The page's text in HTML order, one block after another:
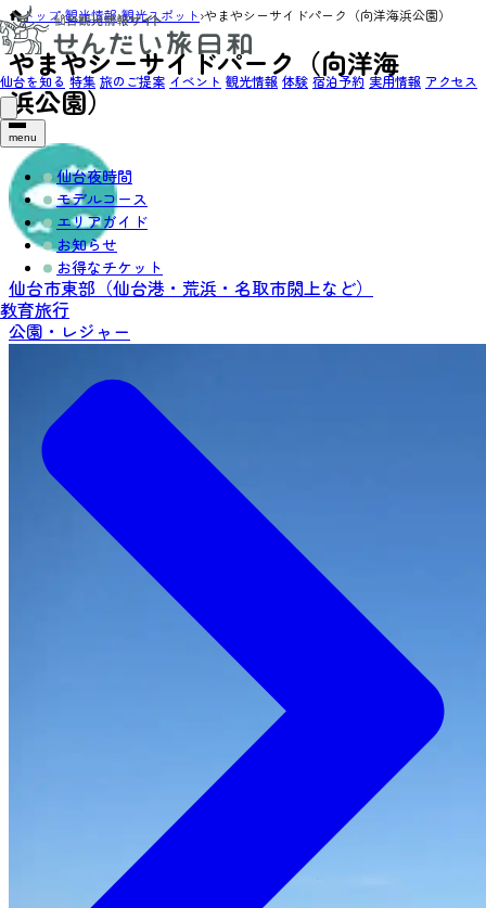
仙台を知る 特集 旅のご提案 イベント 観光情報 体験 宿泊予約 実用情報 アクセス
menu
仙台夜時間
モデルコース
エリアガイド
お知らせ
お得なチケット
教育旅行
トップ›観光情報›観光スポット›やまやシーサイドパーク（向洋海浜公園）
やまやシーサイドパーク（向洋海
浜公園）
仙台市東部（仙台港・荒浜・名取市閖上など）
公園・レジャー